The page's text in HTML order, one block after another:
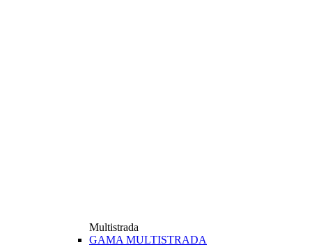
Multistrada
GAMA MULTISTRADA